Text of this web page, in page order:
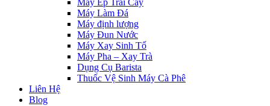
Máy Ép Trái Cây
Máy Làm Đá
Máy định lượng
Máy Đun Nước
Máy Xay Sinh Tố
Máy Pha – Xay Trà
Dụng Cụ Barista
Thuốc Vệ Sinh Máy Cà Phê
Liên Hệ
Blog